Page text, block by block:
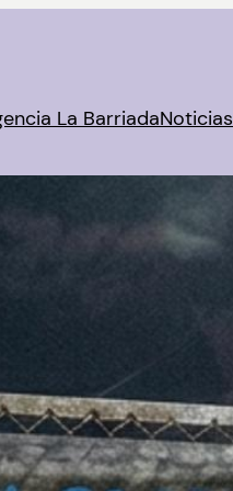
La BarriadaNoticias